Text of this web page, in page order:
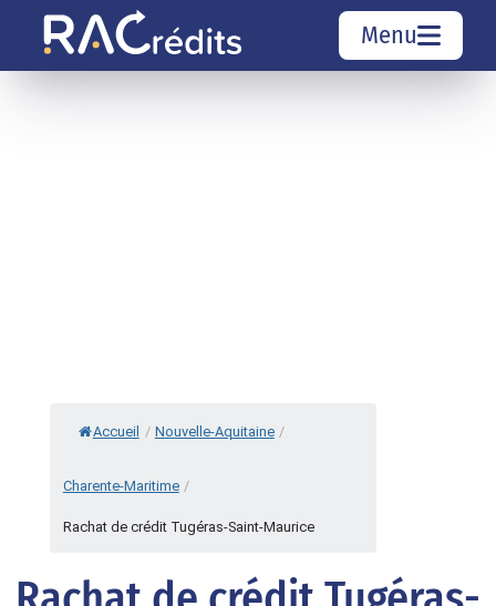
Menu
Accueil / Nouvelle-Aquitaine /
Charente-Maritime /
Rachat de crédit Tugéras-Saint-Maurice